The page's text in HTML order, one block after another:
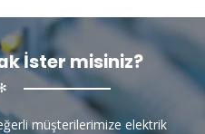
İster misiniz?
müşterilerimize elektrik